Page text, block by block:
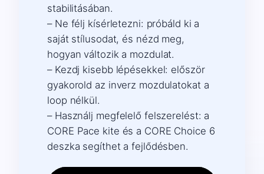
stabilitásában.
– Ne félj kísérletezni: próbáld ki a
saját stílusodat, és nézd meg,
hogyan változik a mozdulat.
– Kezdj kisebb lépésekkel: először
gyakorold az inverz mozdulatokat a
loop nélkül.
– Használj megfelelő felszerelést: a
CORE Pace kite és a CORE Choice 6
deszka segíthet a fejlődésben.